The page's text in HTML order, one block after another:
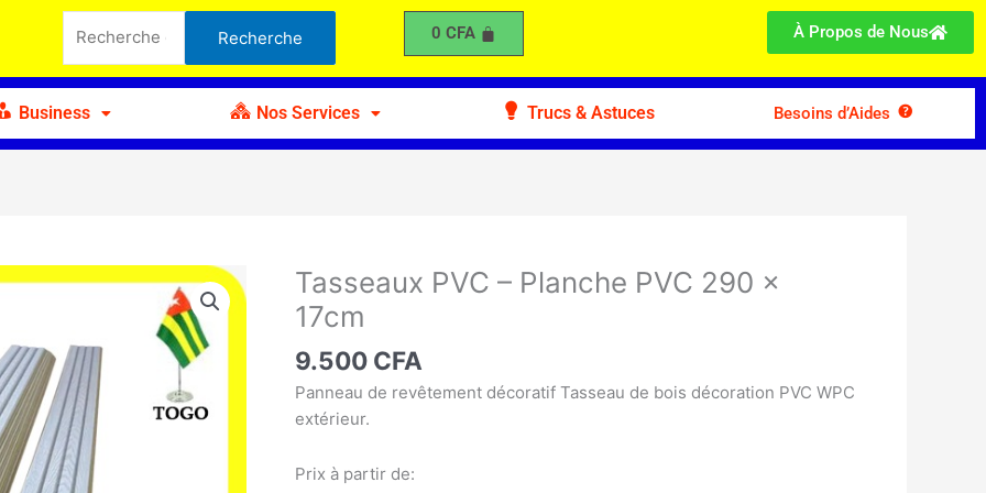
pour :
Recherche 0 CFA À Propos de Nous
Business Nos Services Trucs & Astuces Besoins d’Aides
Tasseaux PVC – Planche PVC 290 x
17cm
9.500 CFA
Panneau de revêtement décoratif Tasseau de bois décoration PVC WPC
extérieur.
Prix à partir de:
quantité
de
Tasseaux
PVC
-
Planche
PVC
290
x